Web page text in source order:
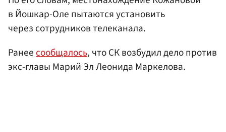
в Йошкар-Оле пытаются установить
через сотрудников телеканала.
Ранее сообщалось, что СК возбудил дело против
экс-главы Марий Эл Леонида Маркелова.